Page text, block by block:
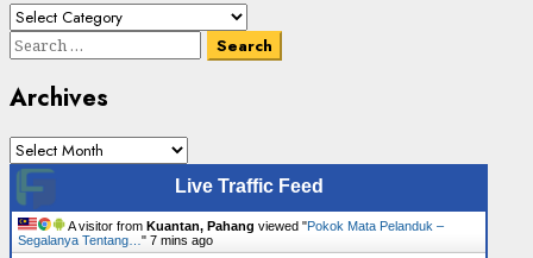
Cari
Senarai
Search
Archives
Archives
Live Traffic Feed
A visitor from Kuantan, Pahang viewed "Pokok Mata Pelanduk –
Segalanya Tentang… " 7 mins ago